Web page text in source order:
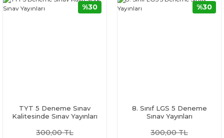
TYT 5 Deneme Sınav
Kalitesinde Sınav Yayınları
300,00 TL
%30
8. Sınıf LGS 5 Deneme
Sınav Yayınları
300,00 TL
%30